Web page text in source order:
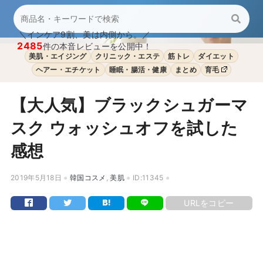
＼インケア9割、美は内側から。／
2485件の本音レビューを公開中！
美肌・エイジング クリニック・エステ 筋トレ
ダイエット
ヘアー・エチケット
睡眠・腸活・健康 まとめ 育毛
【大人気】ブラックシュガーマ
スク ウォッシュオフを試した
感想
2019年5月18日 韓国コスメ ,美肌 ID:11345
URLをコピー